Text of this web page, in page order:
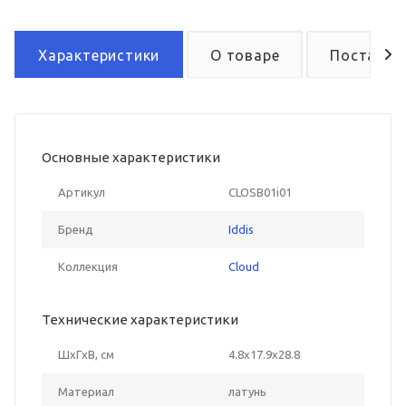
Характеристики О товаре Поставка
Основные характеристики
Артикул CLOSB01i01
Бренд Iddis
Коллекция Cloud
Технические характеристики
ШxГxВ, см 4.8x17.9x28.8
Материал латунь